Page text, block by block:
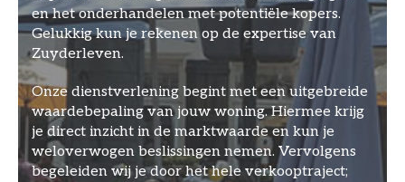
en het onderhandelen met potentiële kopers.
Gelukkig kun je rekenen op de expertise van
Zuyderleven.
Onze dienstverlening begint met een uitgebreide
waardebepaling van jouw woning. Hiermee krijg
je direct inzicht in de marktwaarde en kun je
weloverwogen beslissingen nemen. Vervolgens
begeleiden wij je door het hele verkooptraject;